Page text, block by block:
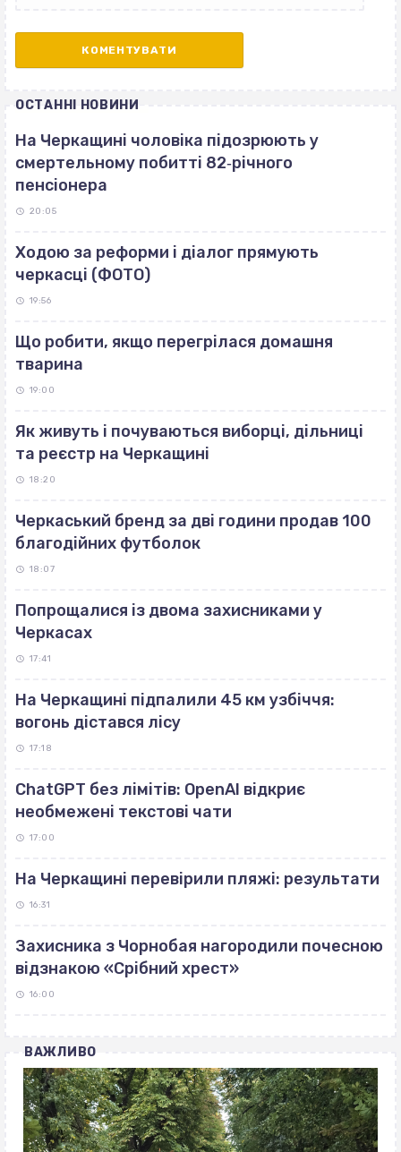
ОСТАННІ НОВИНИ
На Черкащині чоловіка підозрюють у
смертельному побитті 82‐річного
пенсіонера
20:05
Ходою за реформи і діалог прямують
черкасці (ФОТО)
19:56
Що робити, якщо перегрілася домашня
тварина
19:00
Як живуть і почуваються виборці, дільниці
та реєстр на Черкащині
18:20
Черкаський бренд за дві години продав 100
благодійних футболок
18:07
Попрощалися із двома захисниками у
Черкасах
17:41
На Черкащині підпалили 45 км узбіччя:
вогонь дістався лісу
17:18
ChatGPT без лімітів: OpenAI відкриє
необмежені текстові чати
17:00
На Черкащині перевірили пляжі: результати
16:31
Захисника з Чорнобая нагородили почесною
відзнакою «Срібний хрест»
16:00
ВАЖЛИВО